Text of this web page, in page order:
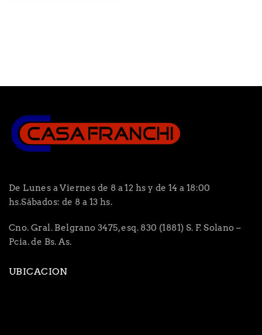
De Lunes a Viernes de 8 a 12 hs y de 14 a 18:00
hs.Sábados: de 8 a 13 hs.
Cno. Gral. Belgrano 3475, esq. 830 (1881) S. F. Solano –
Pcia. de Bs. As.
UBICACION